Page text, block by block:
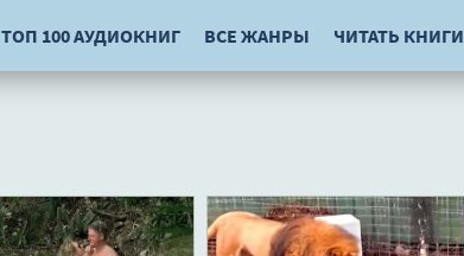
ТОП 100 АУДИОКНИГ ВСЕ ЖАНРЫ ЧИТАТЬ КНИГИ